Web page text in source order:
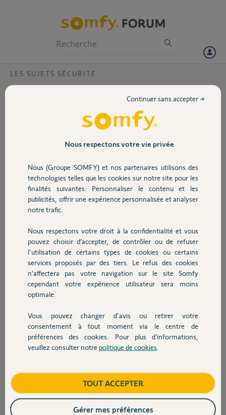
Volet
Sécurité
Domotique
Chauffage
Autres produits
Devis avec un pro
Contact
LES SUJETS SÉCURITÉ
Absence transmetteur comment le
À la mise en veille avec la télécommande l'alarme se met aussitôt en
Après avoir rentré mon code sur le clavier, le message "transmetteur
J'ai essayé plusieurs procédures dans la centrale sans succès....
joel I.
il y a presque 9 ans
Participer au fil de discussion
Réponses
Bonjour
il serait bien d'expliquer ce que vous avez déjà fait, ça nous éviterait de
Avez-vous changé les piles : centrale et clavier ?
Anonyme il y a presque 9 ans
semaines, et évidemment sans alarme.
Je vous recontacte à mon retour.
Nous respectons votre vie privée
Nous (Groupe SOMFY) et nos partenaires utilisons des
technologies telles que les cookies sur notre site pour les
finalités suivantes: Personnaliser le contenu et les
publicités, offrir une expérience personnalisée et analyser
notre trafic.
Nous respectons votre droit à la confidentialité et vous
pouvez choisir d’accepter, de contrôler ou de refuser
l'utilisation de certains types de cookies ou certains
services proposés par des tiers. Le refus des cookies
n’affectera pas votre navigation sur le site Somfy
cependant votre expérience utilisateur sera moins
optimale.
Vous pouvez changer d'avis ou retirer votre
consentement à tout moment via le centre de
préférences des cookies. Pour plus d’informations,
veuillez consulter notre politique de cookies
Continuer sans accepter →
TOUT ACCEPTER
Gérer mes préférences